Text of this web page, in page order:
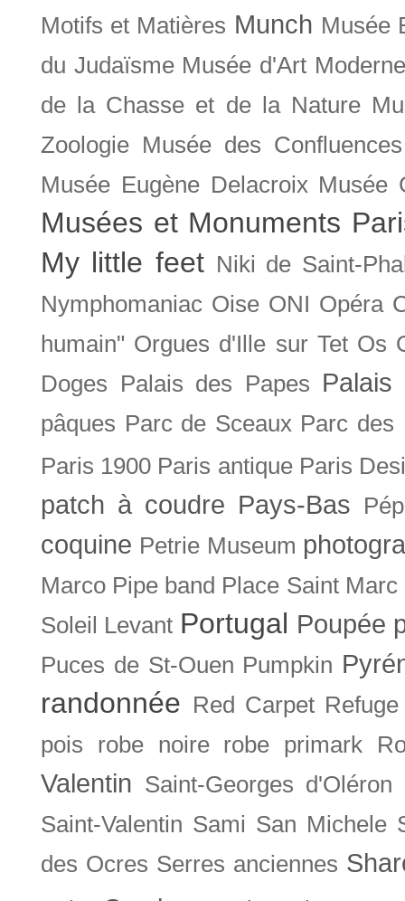
Motifs et Matières Munch Musée
du Judaïsme Musée d'Art
de la Chasse et de la Nature
Zoologie Musée des Confluences
Musée Eugène Delacroix Musée
Musées et Monuments
My little feet Niki de Saint-
Nymphomaniac Oise ONI Opéra
humain" Orgues d'Ille sur Tet Os
Doges
Palais des Papes Palais
pâques Parc de Sceaux Parc des
Paris 1900 Paris antique Paris
patch à coudre Pays-Bas
coquine Petrie Museum
Marco Pipe band Place Saint Marc
Soleil Levant Portugal Poupée
Puces de St-Ouen Pumpkin
randonnée Red Carpet Refuge
pois
robe noire robe primark
Valentin Saint-Georges d'Oléron
Saint-Valentin Sami San Michele
des Ocres Serres anciennes